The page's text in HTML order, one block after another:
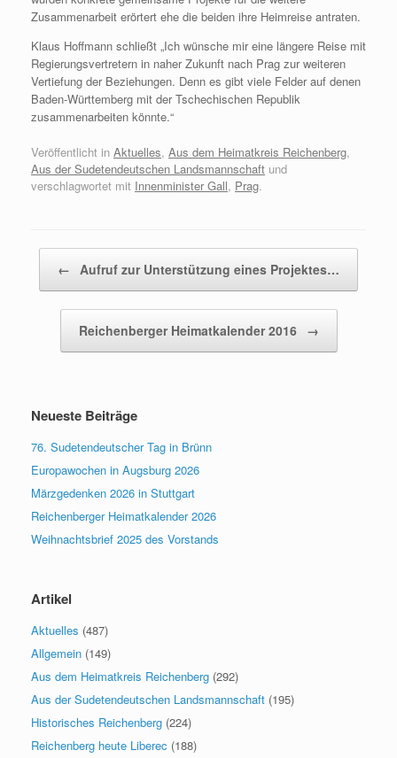
Zusammenarbeit erörtert ehe die beiden ihre Heimreise antraten.
Klaus Hoffmann schließt „Ich wünsche mir eine längere Reise mit
Regierungsvertretern in naher Zukunft nach Prag zur weiteren
Vertiefung der Beziehungen. Denn es gibt viele Felder auf denen
Baden-Württemberg mit der Tschechischen Republik
zusammenarbeiten könnte.“
Veröffentlicht in Aktuelles, Aus dem Heimatkreis Reichenberg,
Aus der Sudetendeutschen Landsmannschaft und
verschlagwortet mit Innenminister Gall, Prag.
← Aufruf zur Unterstützung eines Projektes…
Reichenberger Heimatkalender 2016 →
Neueste Beiträge
76. Sudetendeutscher Tag in Brünn
Europawochen in Augsburg 2026
Märzgedenken 2026 in Stuttgart
Reichenberger Heimatkalender 2026
Weihnachtsbrief 2025 des Vorstands
Artikel
Aktuelles (487)
Allgemein (149)
Aus dem Heimatkreis Reichenberg (292)
Aus der Sudetendeutschen Landsmannschaft (195)
Historisches Reichenberg (224)
Reichenberg heute Liberec (188)